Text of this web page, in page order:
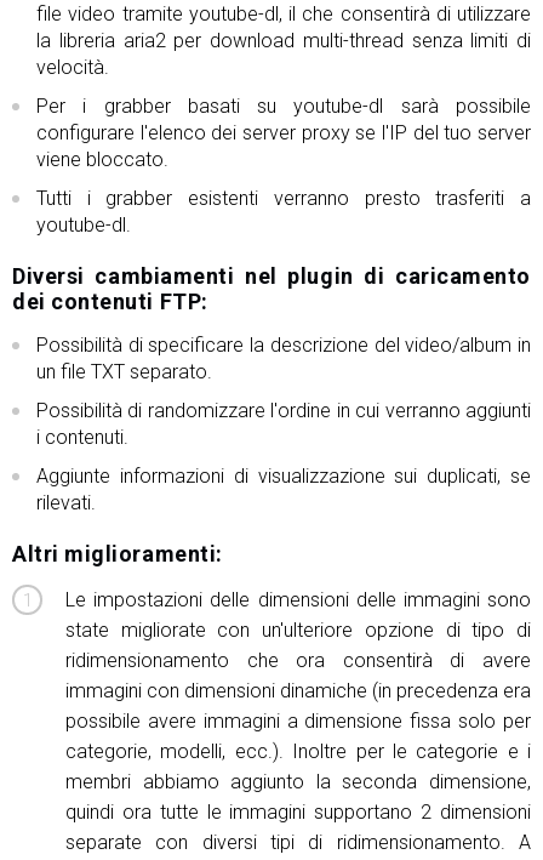
file video tramite youtube-dl, il che consentirà di utilizzare
la libreria aria2 per download multi-thread senza limiti di
velocità.
Per i grabber basati su youtube-dl sarà possibile
configurare l'elenco dei server proxy se l'IP del tuo server
viene bloccato.
Tutti i grabber esistenti verranno presto trasferiti a
youtube-dl.
Diversi cambiamenti nel plugin di caricamento
dei contenuti FTP:
Possibilità di specificare la descrizione del video/album in
un file TXT separato.
Possibilità di randomizzare l'ordine in cui verranno aggiunti
i contenuti.
Aggiunte informazioni di visualizzazione sui duplicati, se
rilevati.
Altri miglioramenti:
Le impostazioni delle dimensioni delle immagini sono
state migliorate con un'ulteriore opzione di tipo di
ridimensionamento che ora consentirà di avere
immagini con dimensioni dinamiche (in precedenza era
possibile avere immagini a dimensione fissa solo per
categorie, modelli, ecc.). Inoltre per le categorie e i
membri abbiamo aggiunto la seconda dimensione,
quindi ora tutte le immagini supportano 2 dimensioni
separate con diversi tipi di ridimensionamento. A